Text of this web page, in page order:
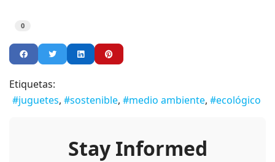
0
Etiquetas:
juguetes
sostenible medio ambiente ecológico
Stay Informed